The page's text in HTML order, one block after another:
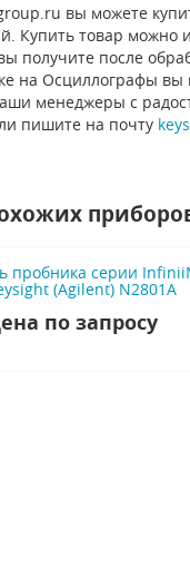
вы можете
Купить товар можно
получите после
на Осциллографы
менеджеры с
пишите на почту
пробника серии
(Agilent) N2801A
по запросу